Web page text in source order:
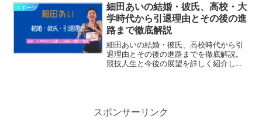
スポーツ
細田あいの結婚・彼氏、高校・大
学時代から引退理由とその後の進
路まで徹底解説
細田あいの結婚・彼氏、高校時代から引
退理由とその後の進路までを徹底解説。
競技人生と今後の展望を詳しく紹介しま
スポンサーリンク